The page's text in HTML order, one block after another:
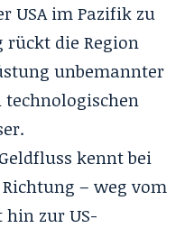
USA im Pazifik zu
die Region
unbemannter
technologischen
kennt bei
– weg vom
zur US-